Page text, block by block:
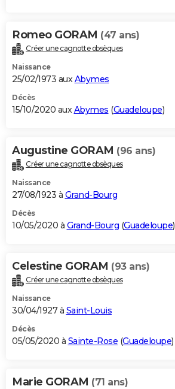
Romeo GORAM (47 ans)
Créer une cagnotte obsèques
Naissance
25/02/1973 auxAbymes
Décès
15/10/2020 auxAbymes (Guadeloupe)
Augustine GORAM (96 ans)
Créer une cagnotte obsèques
Naissance
27/08/1923 à Grand-Bourg
Décès
10/05/2020 à Grand-Bourg (Guadeloupe)
Celestine GORAM (93 ans)
Créer une cagnotte obsèques
Naissance
30/04/1927 à Saint-Louis
Décès
05/05/2020 à Sainte-Rose (Guadeloupe)
Marie GORAM (71 ans)